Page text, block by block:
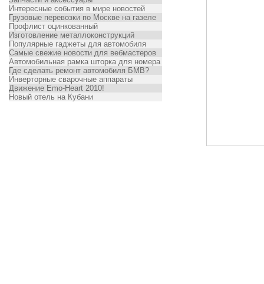
Интересные события в мире новостей
Грузовые перевозки по Москве на газеле
Профлист оцинкованный
Изготовление металлоконструкций
Популярные гаджеты для автомобиля
Самые свежие новости для вебмастеров
Автомобильная рамка шторка для номера
Где сделать ремонт автомобиля БМВ?
Инверторные сварочные аппараты
Движение Emo-Heart 2010!
Новый отель на Кубани